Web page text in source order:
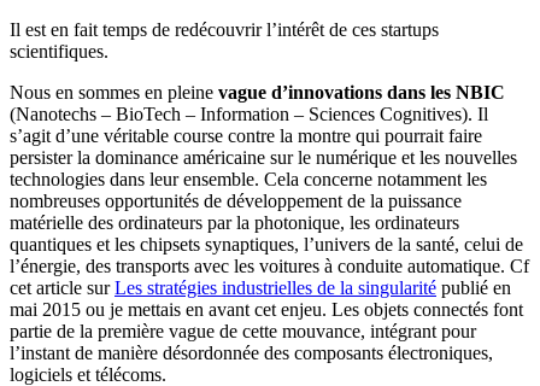
Il est en fait temps de redécouvrir l’intérêt de ces startups
scientifiques.
Nous en sommes en pleine vague d’innovations dans les NBIC
(Nanotechs – BioTech – Information – Sciences Cognitives). Il
s’agit d’une véritable course contre la montre qui pourrait faire
persister la dominance américaine sur le numérique et les nouvelles
technologies dans leur ensemble. Cela concerne notamment les
nombreuses opportunités de développement de la puissance
matérielle des ordinateurs par la photonique, les ordinateurs
quantiques et les chipsets synaptiques, l’univers de la santé, celui de
l’énergie, des transports avec les voitures à conduite automatique. Cf
cet article surLes stratégies industrielles de la singularité publié en
mai 2015 ou je mettais en avant cet enjeu. Les objets connectés font
partie de la première vague de cette mouvance, intégrant pour
l’instant de manière désordonnée des composants électroniques,
logiciels et télécoms.